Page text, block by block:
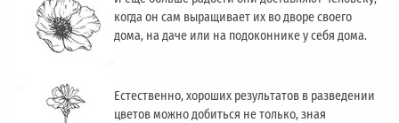
когда он сам выращивает их во дворе своего
дома, на даче или на подоконнике у себя дома.
Естественно, хороших результатов в разведении
цветов можно добиться не только, зная